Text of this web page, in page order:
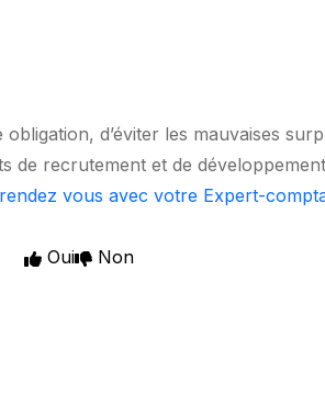
d’éviter les mauvaises
de recrutement et de
vous avec votre Expert-
Oui
Non